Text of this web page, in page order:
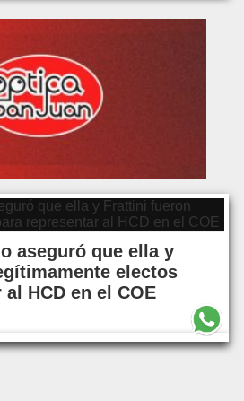
aseguró que ella y
electos
HCD en el COE